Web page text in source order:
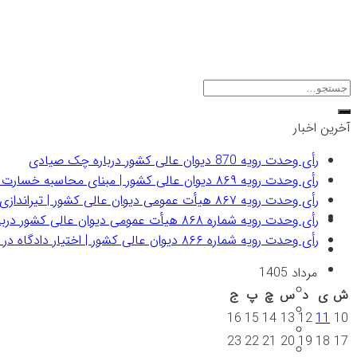
آخرین اخبار
رأی وحدت رویه 870 دیوان عالی کشور درباره چک صیادی
رأی وحدت رویه ۸۶۹ دیوان عالی کشور | مبنای محاسبه خسارت بدنی راننده مقصر به نرخ یوم‌الاداء
رأی وحدت رویه ۸۶۷ هیأت عمومی دیوان عالی کشور | تیراندازی سهوی نظامیان جرم نیست
رأی وحدت رویه شماره ۸۶۸ هیأت عمومی دیوان عالی کشور درباره صلاحیت دادگاه در رسیدگی به جرم پولشویی
رأی وحدت رویه شماره ۸۶۶ دیوان عالی کشور | اختیار دادگاه در اعمال کیفیات مخففه در مجازات‌های ترکیبی
مرداد 1405
ش ی د س چ پ ج
10
11
12
13
14
15
16
17
18
19
20
21
22
23